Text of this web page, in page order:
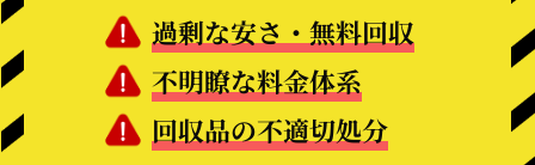
過剰な安さ・無料回収
不明瞭な料金体系
回収品の不適切処分